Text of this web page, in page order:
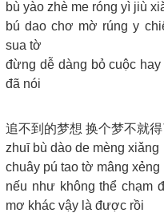
bù yào zhè me róng yì jiù
bú dao chơ mờ rúng y
sua tờ
đừng dễ dàng bỏ cuộc
đã nói
追不到的梦想 换个梦不就得
zhuī bù dào de mèng
chuây pú tao tờ mâng
nếu như không thể chạm
mơ khác vậy là được rồi